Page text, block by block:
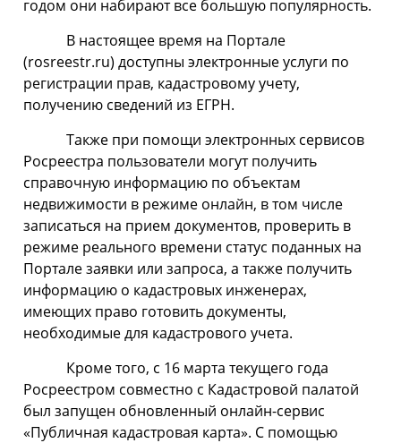
годом они набирают все большую популярность.
В настоящее время на Портале
(rosreestr.ru) доступны электронные услуги по
регистрации прав, кадастровому учету,
получению сведений из ЕГРН.
Также при помощи электронных сервисов
Росреестра пользователи могут получить
справочную информацию по объектам
недвижимости в режиме онлайн, в том числе
записаться на прием документов, проверить в
режиме реального времени статус поданных на
Портале заявки или запроса, а также получить
информацию о кадастровых инженерах,
имеющих право готовить документы,
необходимые для кадастрового учета.
Кроме того, с 16 марта текущего года
Росреестром совместно с Кадастровой палатой
был запущен обновленный онлайн-сервис
«Публичная кадастровая карта». С помощью